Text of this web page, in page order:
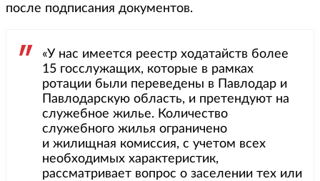
после подписания документов.
«У нас имеется реестр ходатайств более
15 госслужащих, которые в рамках
ротации были переведены в Павлодар и
Павлодарскую область, и претендуют на
служебное жилье. Количество
служебного жилья ограничено
и жилищная комиссия, с учетом всех
необходимых характеристик,
рассматривает вопрос о заселении тех или